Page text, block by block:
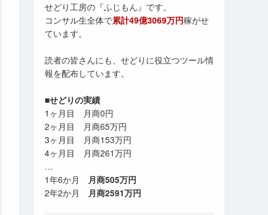
せどり工房の『ふじもん』です。
コンサル生全体で累計49億3069万円稼がせ
ています。
読者の皆さんにも、せどりに役立つツール情
報を配布しています。
■せどりの実績
1ヶ月目 月商0円
2ヶ月目 月商65万円
3ヶ月目 月商153万円
4ヶ月目 月商261万円
…
1年6か月 月商505万円
2年2か月 月商2591万円